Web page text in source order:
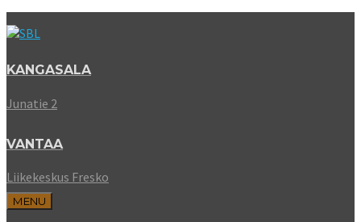
KANGASALA
Junatie 2
VANTAA
Liikekeskus Fresko
MENU